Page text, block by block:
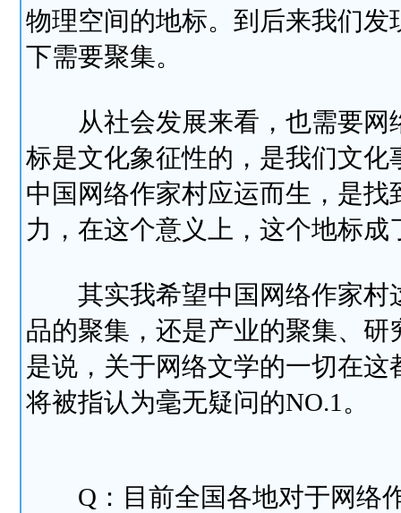
物理空间的地标。到后来我们
下需要聚集。
从社会发展来看，也需要网
标是文化象征性的，是我们文
中国网络作家村应运而生，是
力，在这个意义上，这个地标成
其实我希望中国网络作家村
品的聚集，还是产业的聚集、
是说，关于网络文学的一切在
将被指认为毫无疑问的NO.1。
Q：目前全国各地对于网络